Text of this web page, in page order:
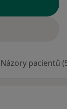
Názory pacientů